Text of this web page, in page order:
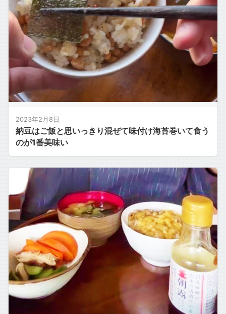
2023年2月8日
納豆はご飯と思いっきり混ぜて味付け海苔巻いて食う
のが1番美味い